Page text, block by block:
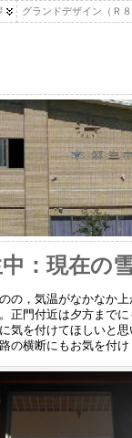
グランドデザイン（Ｒ８
：現在の
の，気温がなかなか
正門付近は夕方まで
気を付けてほしいと
の横断にもお気を付け